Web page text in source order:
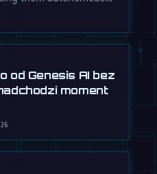
od Genesis AI bez
moment